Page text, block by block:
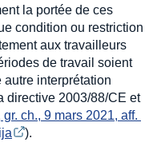
la portée de ces
condition ou restriction
aux travailleurs
de travail soient
autre interprétation
directive 2003/88/CE et
ch., 9 mars 2021, aff.
).